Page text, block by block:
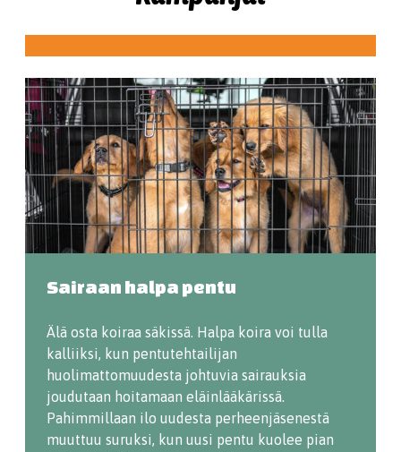
Sairaan halpa pentu
Älä osta koiraa säkissä. Halpa koira voi tulla
kalliiksi, kun pentutehtailijan
huolimattomuudesta johtuvia sairauksia
joudutaan hoitamaan eläinlääkärissä.
Pahimmillaan ilo uudesta perheenjäsenestä
muuttuu suruksi, kun uusi pentu kuolee pian